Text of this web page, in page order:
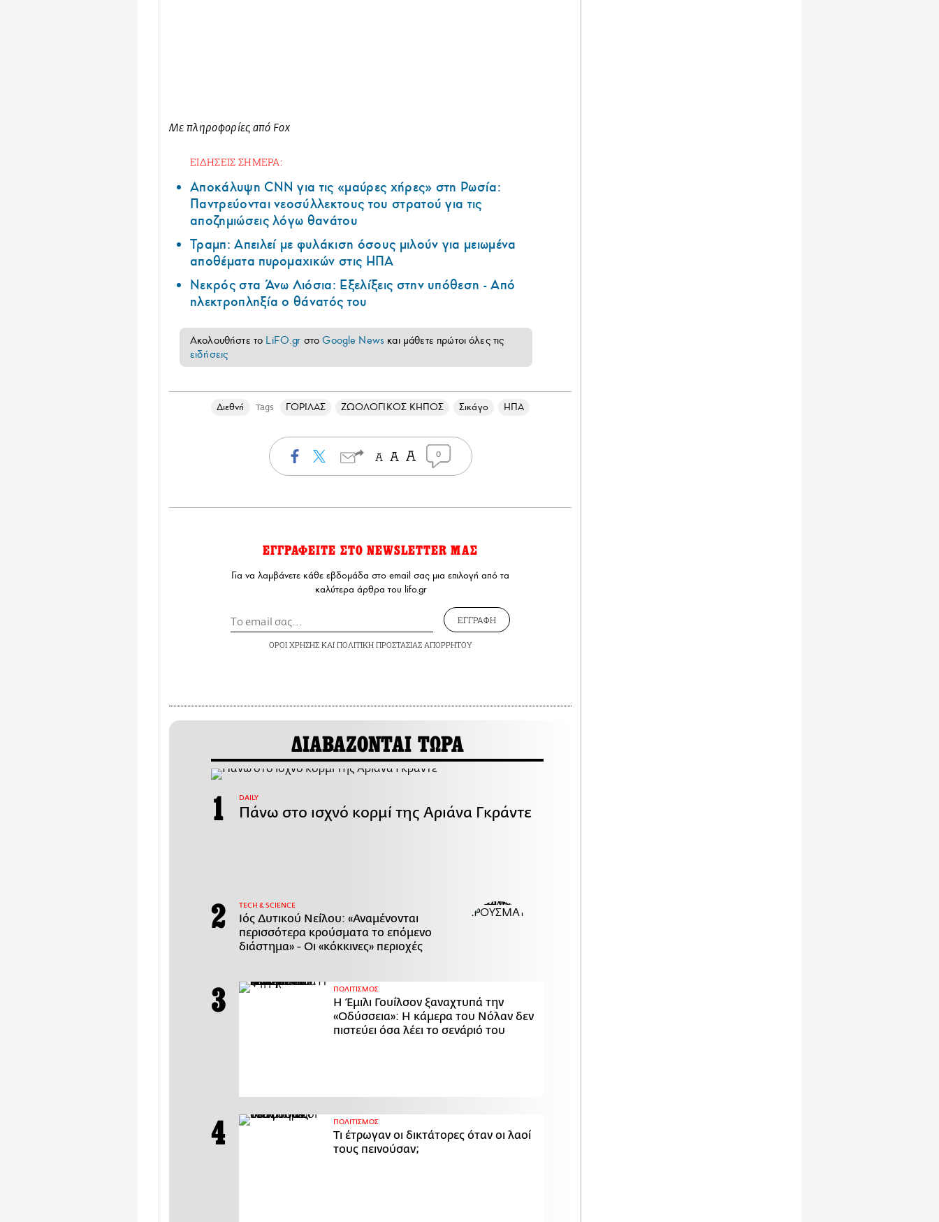
Με πληροφορίες από Fox
ΕΙΔΗΣΕΙΣ ΣΗΜΕΡΑ:
Αποκάλυψη CNN για τις «μαύρες χήρες» στη Ρωσία:
Παντρεύονται νεοσύλλεκτους του στρατού για τις
αποζημιώσεις λόγω θανάτου
Τραμπ: Απειλεί με φυλάκιση όσους μιλούν για μειωμένα
αποθέματα πυρομαχικών στις ΗΠΑ
Νεκρός στα Άνω Λιόσια: Εξελίξεις στην υπόθεση - Από
ηλεκτροπληξία ο θάνατός του
Ακολουθήστε το LiFO.gr στοGoogle News και μάθετε πρώτοι όλες τις
ειδήσεις
Διεθνή Tags ΓΟΡΙΛΑΣ ΖΩΟΛΟΓΙΚΟΣ ΚΗΠΟΣ Σικάγο ΗΠΑ
0
ΕΓΓΡΑΦΕΙΤΕ ΣΤΟ NEWSLETTER ΜΑΣ
Για να λαμβάνετε κάθε εβδομάδα στο email σας μια επιλογή από τα
καλύτερα άρθρα του lifo.gr
ΕΓΓΡΑΦΗ
ΟΡΟΙ ΧΡΗΣΗΣΚΑΙ ΠΟΛΙΤΙΚΗ ΠΡΟΣΤΑΣΙΑΣ ΑΠΟΡΡΗΤΟΥ
ΔΙΑΒΑΖΟΝΤΑΙ ΤΩΡΑ
DAILY
Πάνω στο ισχνό κορμί της Αριάνα Γκράντε
ΤECH & SCIENCE
Ιός Δυτικού Νείλου: «Αναμένονται
περισσότερα κρούσματα το επόμενο
διάστημα» - Οι «κόκκινες» περιοχές
ΠΟΛΙΤΙΣΜΟΣ
Η Έμιλι Γουίλσον ξαναχτυπά την
«Οδύσσεια»: Η κάμερα του Νόλαν δεν
πιστεύει όσα λέει το σενάριό του
ΠΟΛΙΤΙΣΜΟΣ
Τι έτρωγαν οι δικτάτορες όταν οι λαοί
τους πεινούσαν;